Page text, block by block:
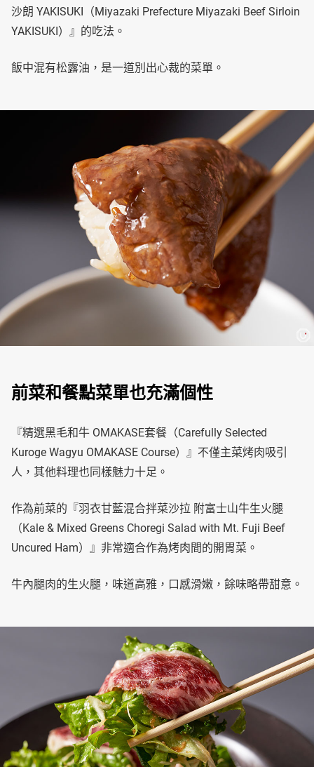
沙朗 YAKISUKI（Miyazaki Prefecture Miyazaki Beef Sirloin
YAKISUKI）』的吃法。
飯中混有松露油，是一道別出心裁的菜單。
前菜和餐點菜單也充滿個性
『精選黑毛和牛 OMAKASE套餐（Carefully Selected
Kuroge Wagyu OMAKASE Course）』不僅主菜烤肉吸引
人，其他料理也同樣魅力十足。
作為前菜的『羽衣甘藍混合拌菜沙拉 附富士山牛生火腿
（Kale & Mixed Greens Choregi Salad with Mt. Fuji Beef
Uncured Ham）』非常適合作為烤肉間的開胃菜。
牛內腿肉的生火腿，味道高雅，口感滑嫩，餘味略帶甜意。